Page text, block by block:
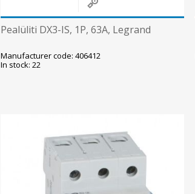
Pealüliti DX3-IS, 1P, 63A, Legrand
Manufacturer code: 406412
In stock: 22